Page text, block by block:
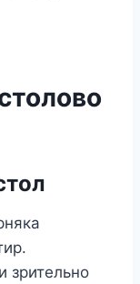
зрительно